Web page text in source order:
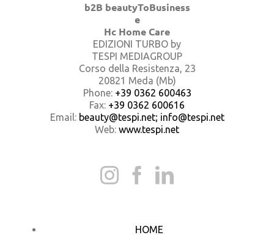
b2B beautyToBusiness
e
Hc Home Care
EDIZIONI TURBO by
TESPI MEDIAGROUP
Corso della Resistenza, 23
20821 Meda (Mb)
Phone: +39 0362 600463
Fax: +39 0362 600616
Email: beauty@tespi.net; info@tespi.net
Web: www.tespi.net
HOME